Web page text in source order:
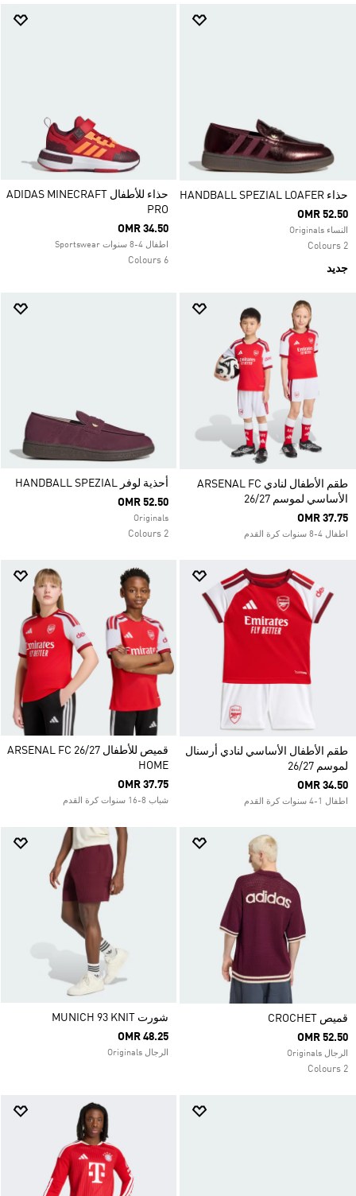
حذاء HANDBALL SPEZIAL LOAFER
OMR 52.50
النساء Originals
2 Colours
جديد
حذاء للأطفال ADIDAS MINECRAFT
PRO
OMR 34.50
اطفال 4-8 سنوات Sportswear
6 Colours
طقم الأطفال لنادي ARSENAL FC
الأساسي لموسم 26/27
OMR 37.75
اطفال 4-8 سنوات كرة القدم
أحذية لوفر HANDBALL SPEZIAL
OMR 52.50
Originals
2 Colours
طقم الأطفال الأساسي لنادي أرسنال
لموسم 26/27
OMR 34.50
اطفال 1-4 سنوات كرة القدم
قميص للأطفال ARSENAL FC 26/27
HOME
OMR 37.75
شباب 8-16 سنوات كرة القدم
قميص CROCHET
OMR 52.50
الرجال Originals
2 Colours
شورت MUNICH 93 KNIT
OMR 48.25
الرجال Originals